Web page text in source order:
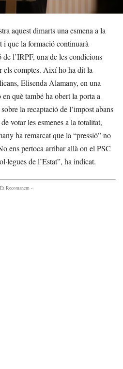
aquest dimarts una esmena a la
i que la formació continuarà
l’IRPF, una de les condicions
els comptes. Així ho ha dit la
Elisenda Alamany, en una
què també ha obert la porta a
la recaptació de l’impost abans
votar les esmenes a la totalitat,
ha remarcat que la “pressió” no
ens pertoca arribar allà on el PSC
de l’Estat”, ha indicat.
Recomanem -